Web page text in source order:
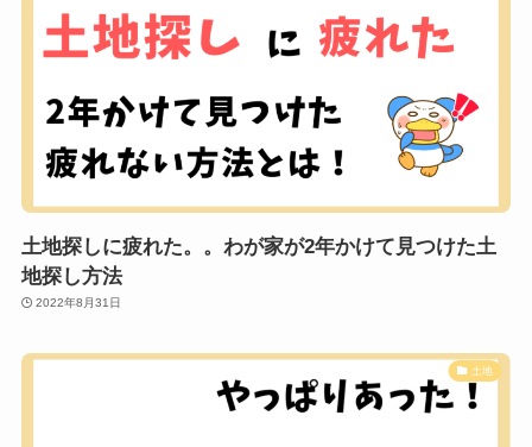
土地探しに疲れた。。わが家が2年かけて見つけた土
地探し方法
2022年8月31日
土地